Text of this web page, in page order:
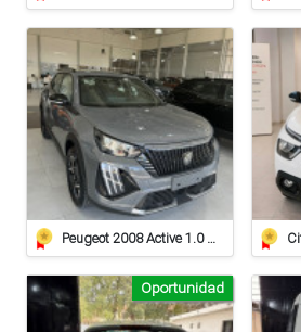
Peugeot 2008 Active 1.0 At
Oportunidad